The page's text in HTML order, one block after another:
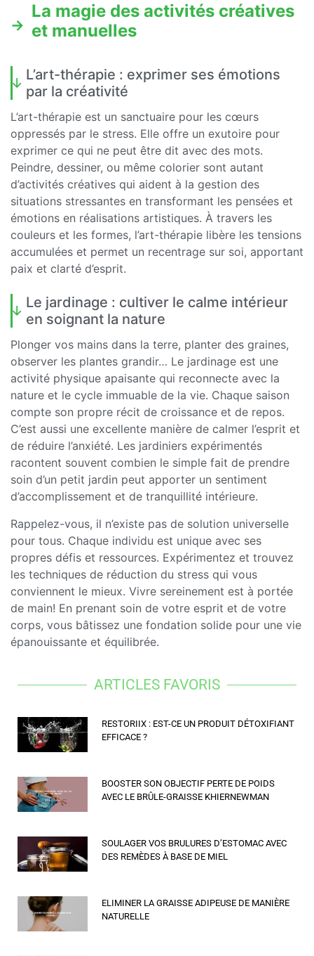
La magie des activités créatives
et manuelles
L’art-thérapie : exprimer ses émotions
par la créativité
L’art-thérapie est un sanctuaire pour les cœurs
oppressés par le stress. Elle offre un exutoire pour
exprimer ce qui ne peut être dit avec des mots.
Peindre, dessiner, ou même colorier sont autant
d’activités créatives qui aident à la gestion des
situations stressantes en transformant les pensées et
émotions en réalisations artistiques. À travers les
couleurs et les formes, l’art-thérapie libère les tensions
accumulées et permet un recentrage sur soi, apportant
paix et clarté d’esprit.
Le jardinage : cultiver le calme intérieur
en soignant la nature
Plonger vos mains dans la terre, planter des graines,
observer les plantes grandir… Le jardinage est une
activité physique apaisante qui reconnecte avec la
nature et le cycle immuable de la vie. Chaque saison
compte son propre récit de croissance et de repos.
C’est aussi une excellente manière de calmer l’esprit et
de réduire l’anxiété. Les jardiniers expérimentés
racontent souvent combien le simple fait de prendre
soin d’un petit jardin peut apporter un sentiment
d’accomplissement et de tranquillité intérieure.
Rappelez-vous, il n’existe pas de solution universelle
pour tous. Chaque individu est unique avec ses
propres défis et ressources. Expérimentez et trouvez
les techniques de réduction du stress qui vous
conviennent le mieux. Vivre sereinement est à portée
de main! En prenant soin de votre esprit et de votre
corps, vous bâtissez une fondation solide pour une vie
épanouissante et équilibrée.
ARTICLES FAVORIS
RESTORIIX : EST-CE UN PRODUIT DÉTOXIFIANT
EFFICACE ?
BOOSTER SON OBJECTIF PERTE DE POIDS
AVEC LE BRÛLE-GRAISSE KHIERNEWMAN
SOULAGER VOS BRULURES D’ESTOMAC AVEC
DES REMÈDES À BASE DE MIEL
ELIMINER LA GRAISSE ADIPEUSE DE MANIÈRE
NATURELLE